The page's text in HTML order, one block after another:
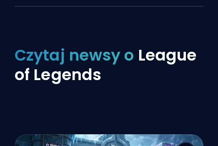
Czytaj newsy o League
of Legends